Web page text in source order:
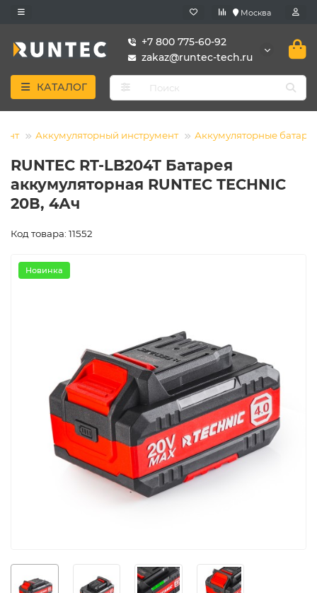
Москва
+7 800 775-60-92
zakaz@runtec-tech.ru
КАТАЛОГ
Аккумуляторный инструмент Аккумуляторные
RUNTEC RT-LB204T Батарея
аккумуляторная RUNTEC TECHNIC
20В, 4Ач
Код товара: 11552
Новинка